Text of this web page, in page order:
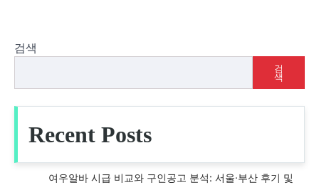
검색
검
색
Recent Posts
여우알바 시급 비교와 구인공고 분석: 서울·부산 후기 및